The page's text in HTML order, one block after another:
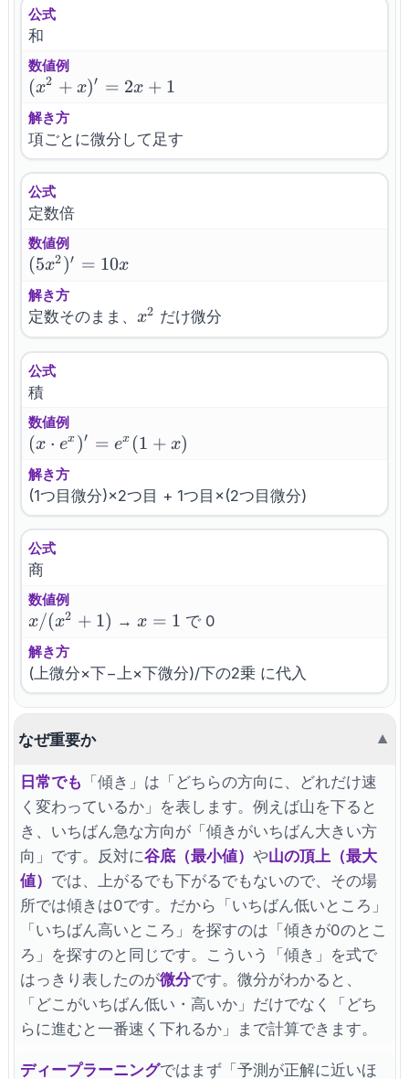
公式
和
数値例
(x^2+x)'=2x+1
(x2 + x)′ = 2x + 1
解き方
項ごとに微分して足す
公式
定数倍
数値例
(5x^2)'=10x
(5x2)′ = 10x
解き方
定数そのまま、 x^2
x2 だけ微分
公式
積
数値例
(x\cdot
e^x)'=e^x(1+x)
(x ⋅ ex )′ = ex (1 + x)
解き方
(1つ目微分)×2つ目 + 1つ目×(2つ目微分)
公式
商
数値例
x/(x^2+1)
x/(x2 + 1) →x=1
x = 1 で 0
解き方
(上微分×下−上×下微分)/下の2乗 に代入
なぜ重要か ▼
日常でも 「傾き」は「どちらの方向に、どれだけ速
く変わっているか」を表します。例えば山を下ると
き、いちばん急な方向が「傾きがいちばん大きい方
向」です。反対に谷底（最小値）や山の頂上（最大
値） では、上がるでも下がるでもないので、その場
所では傾きは0です。だから「いちばん低いところ」
「いちばん高いところ」を探すのは「傾きが0のとこ
ろ」を探すのと同じです。こういう「傾き」を式で
はっきり表したのが微分です。微分がわかると、
「どこがいちばん低い・高いか」だけでなく「どち
らに進むと一番速く下れるか」まで計算できます。
ディープラーニングではまず「予測が正解に近いほ